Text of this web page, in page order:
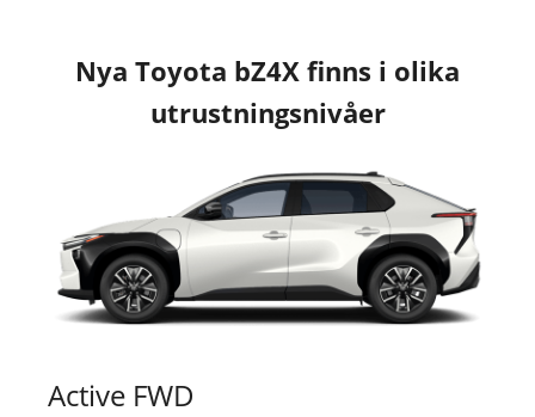
Nya Toyota bZ4X finns i olika
utrustningsnivåer
Active FWD